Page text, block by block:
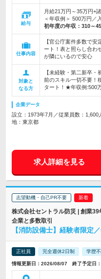
給与
月給21万円～35万円+
＜年収例＞ 500万円／
初年度の年収： 310～
仕事内容
【官公庁案件多数で
ート！表と照らし合
が隣にいるので安心
対象と
なる方
【未経験・第二新卒
前のスキル一切不要！
タート！★年収例:500
企業データ
設立：1973年7月／従業員数：1,600
地：東京都
求人詳細を見る
志望動機・自己PR不要
株式会社セントラル防災 | 創業
企業と多数取引
【消防設備士】経験者限定
正社員 完全週休2日制 学歴
情報更新日：2026/08/07 終了予定日